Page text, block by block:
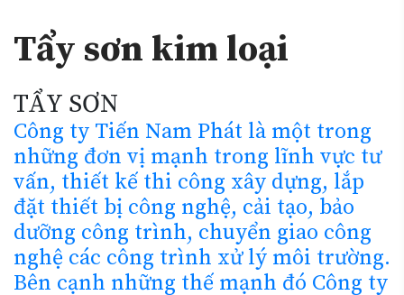
vấn, thiết kế thi công xây dựng, lắp
đặt thiết bị công nghệ, cải tạo, bảo
dưỡng công trình, chuyển giao công
nghệ các công trình xử lý môi trường.
Bên cạnh những thế mạnh đó Công ty
Tiến Nam Phát còn phát triển mạnh
trong linh vực cơ khí, thiết kế – gia
công móc sắt các loại, các phụ kiện cơ
khí, tẩy trắng, vệ sinh các công cụ lao
động.
Chức năng:Chuyên xử lý tẩy và tách chất bám: Sơn,